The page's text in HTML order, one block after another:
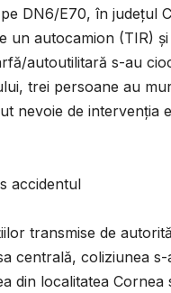
DN6/E70, în județul
un autocamion (TIR)
autoutilitară s-au
trei persoane au
nevoie de intervenția
accidentul
transmise de
centrală, coliziunea
din localitatea Cornea